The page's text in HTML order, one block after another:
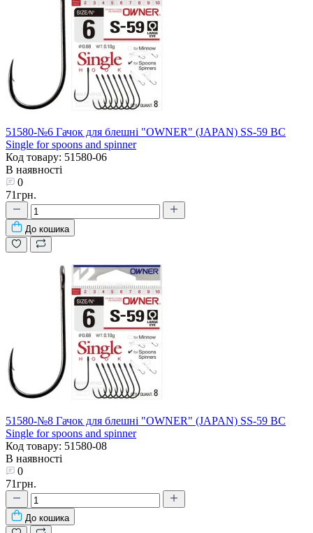
51580-№6 Гачок для блешні "OWNER" (JAPAN) SS-59 BC
Single for spoons and spinner
Код товару: 51580-06
В наявності
0
71грн.
До кошика
51580-№8 Гачок для блешні "OWNER" (JAPAN) SS-59 BC
Single for spoons and spinner
Код товару: 51580-08
В наявності
0
71грн.
До кошика